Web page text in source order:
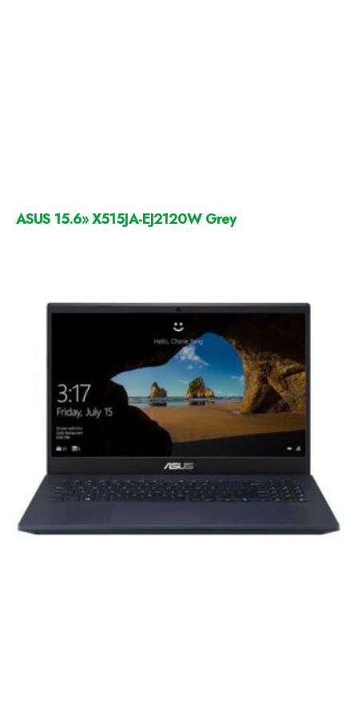
ASUS 15.6» X515JA-EJ2120W Grey